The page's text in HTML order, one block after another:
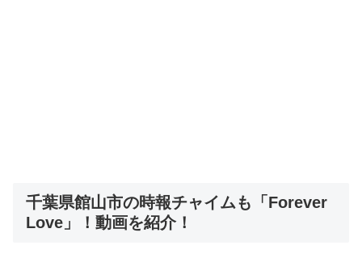
千葉県館山市の時報チャイムも「Forever
Love」！動画を紹介！